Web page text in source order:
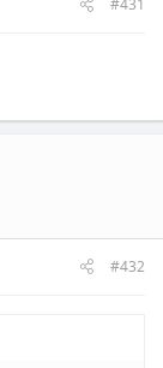
#431
#432